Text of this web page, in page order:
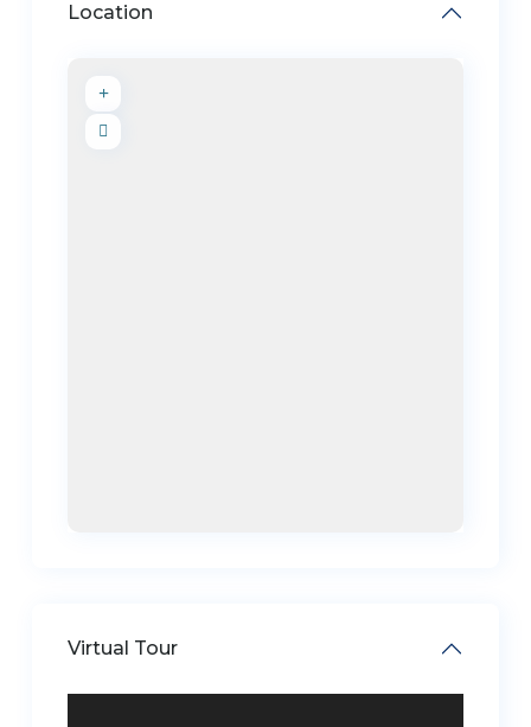
Location
Virtual Tour